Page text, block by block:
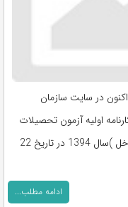
آزمون کارشناسی ارشد سال 94 هم اکنون در سایت سازمان
اولیه آزمون تحصیلات
تکمیلی (دوره های کارشناسی ارشد ناپیوسته داخل )سال 1394 در تاریخ 22
ادامه مطلب...